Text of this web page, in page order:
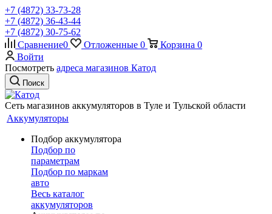
+7 (4872) 33-73-28
+7 (4872) 36-43-44
+7 (4872) 30-75-62
Сравнение0 Отложенные 0 Корзина 0
Войти
Посмотреть адреса магазинов Катод
Поиск
Сеть магазинов аккумуляторов в Туле и Тульской области
Аккумуляторы
Подбор аккумулятора
Подбор по
параметрам
Подбор по маркам
авто
Весь каталог
аккумуляторов